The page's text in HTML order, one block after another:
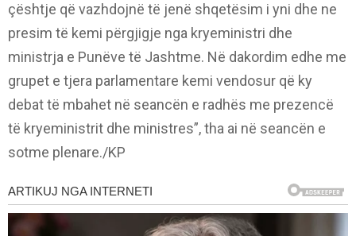
çështje që vazhdojnë të jenë shqetësim i yni dhe ne
presim të kemi përgjigje nga kryeministri dhe
ministrja e Punëve të Jashtme. Në dakordim edhe me
grupet e tjera parlamentare kemi vendosur që ky
debat të mbahet në seancën e radhës me prezencë
të kryeministrit dhe ministres”, tha ai në seancën e
sotme plenare./KP